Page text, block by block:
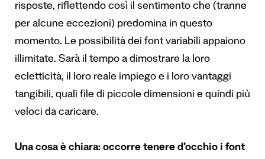
risposte, riflettendo così il sentimento che (tranne
per alcune eccezioni) predomina in questo
momento. Le possibilità dei font variabili appaiono
illimitate. Sarà il tempo a dimostrare la loro
ecletticità, il loro reale impiego e i loro vantaggi
tangibili, quali file di piccole dimensioni e quindi più
veloci da caricare.
Una cosa è chiara: occorre tenere d’occhio i font